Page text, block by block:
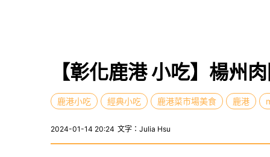
【彰化鹿港 小吃】楊州
鹿港小吃 經典小吃 鹿港菜市場美食 鹿港
2024-01-14 20:24 文字：Julia Hsu